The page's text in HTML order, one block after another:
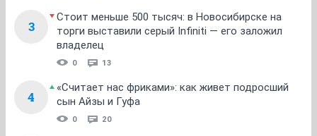
3
Стоит меньше 500 тысяч: в Новосибирске на
торги выставили серый Infiniti — его заложил
владелец
0 13
4
«Считает нас фриками»: как живет подросший
сын Айзы и Гуфа
0 20